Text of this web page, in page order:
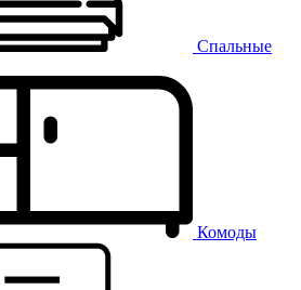
Спальные
Комоды